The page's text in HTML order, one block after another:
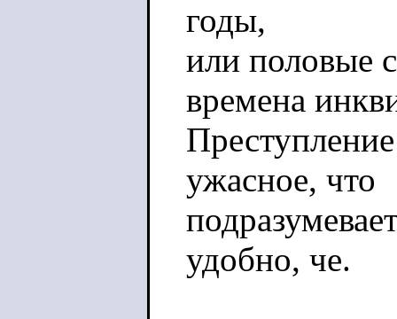
годы,
или половые
времена
ужасное, что
удобно, че.